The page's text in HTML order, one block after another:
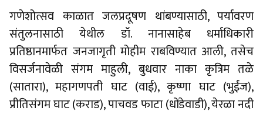
गणेशोत्सव काळात जलप्रदूषण थांबण्यासाठी, पर्यावरण
संतुलनासाठी येथील डॉ. नानासाहेब धर्माधिकारी
प्रतिष्ठानमार्फत जनजागृती मोहीम राबविण्यात आली, तसेच
विसर्जनावेळी संगम माहुली, बुधवार नाका कृत्रिम तळे
(सातारा), महागणपती घाट (वाई), कृष्णा घाट (भुईंज),
प्रीतिसंगम घाट (कराड), पाचवड फाटा (धोंडेवाडी), येरळा नदी